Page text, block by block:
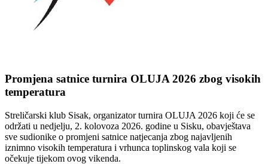
Promjena satnice turnira OLUJA 2026 zbog visokih
temperatura
Streličarski klub Sisak, organizator turnira OLUJA 2026 koji će se
održati u nedjelju, 2. kolovoza 2026. godine u Sisku, obavještava
sve sudionike o promjeni satnice natjecanja zbog najavljenih
iznimno visokih temperatura i vrhunca toplinskog vala koji se
očekuje tijekom ovog vikenda.